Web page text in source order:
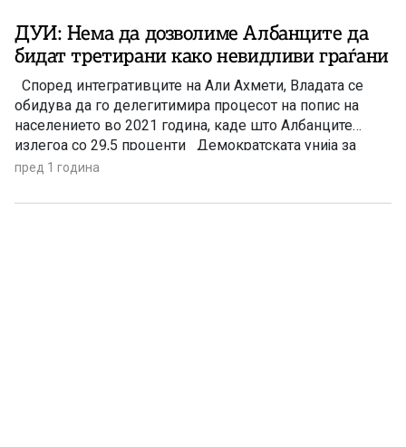
ДУИ: Нема да дозволиме Албанците да
бидат третирани како невидливи граѓани
Според интегративците на Али Ахмети, Владата се
обидува да го делегитимира процесот на попис на
населението во 2021 година, каде што Албанците
излегоа со 29,5 проценти Демократската унија за
интеграција реагираше на она што го нарекуваат
на попис на населението во 2021 година, процес кој, за
пред 1 година